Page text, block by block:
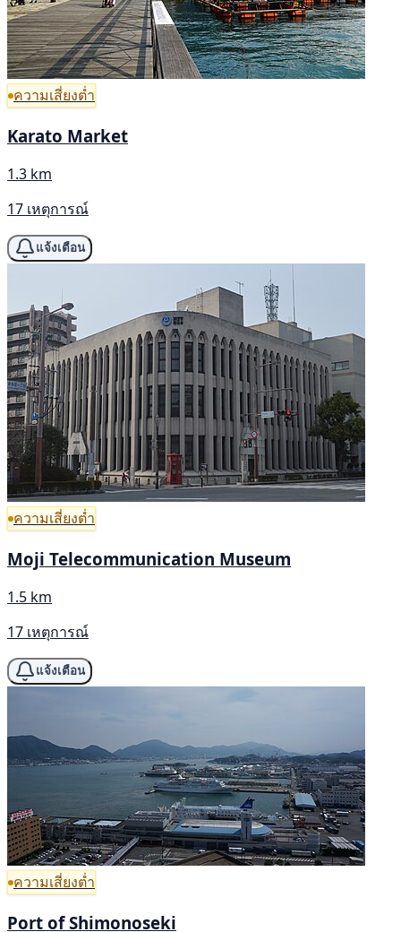
ความเสี่ยงต่ำ
Karato Market
1.3 km
17 เหตุการณ์
แจ้งเตือน
ความเสี่ยงต่ำ
Moji Telecommunication Museum
1.5 km
17 เหตุการณ์
แจ้งเตือน
ความเสี่ยงต่ำ
Port of Shimonoseki